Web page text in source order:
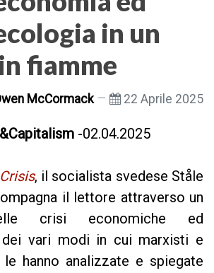
in un
fiamme
McCormack 22 Aprile 2025
-02.04.2025
, il socialista svedese Ståle
il lettore attraverso un
crisi economiche ed
vari modi in cui marxisti e
hanno analizzate e spiegate